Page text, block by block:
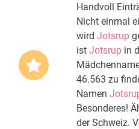
Handvoll
Nicht einmal
wird Jotsrup
ist Jotsrup in
46.563 zu
Namen
Besonderes!
der Schweiz.